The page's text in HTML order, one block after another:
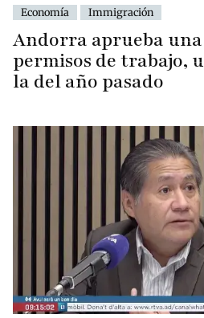
Economía Immigración
Andorra aprueba
permisos de trabajo,
la del año pasado